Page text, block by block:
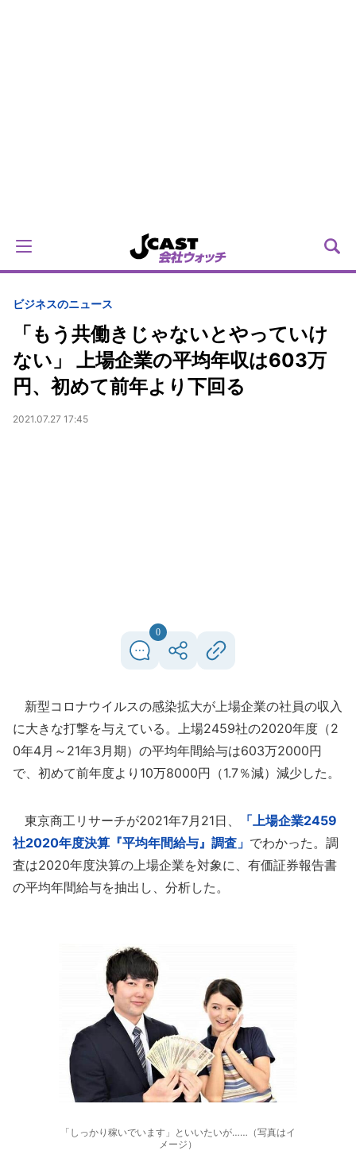
ビジネスのニュース
「もう共働きじゃないとやっていけ
ない」 上場企業の平均年収は603万
円、初めて前年より下回る
2021.07.27 17:45
0
新型コロナウイルスの感染拡大が上場企業の社員の収入
に大きな打撃を与えている。上場2459社の2020年度（2
0年4月～21年3月期）の平均年間給与は603万2000円
で、初めて前年度より10万8000円（1.7％減）減少した。
東京商工リサーチが2021年7月21日、
「上場企業2459
社2020年度決算『平均年間給与』調査」 でわかった。調
査は2020年度決算の上場企業を対象に、有価証券報告書
の平均年間給与を抽出し、分析した。
「しっかり稼いでいます」といいたいが……（写真はイ
メージ）